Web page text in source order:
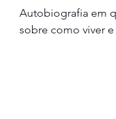
Autobiografia em